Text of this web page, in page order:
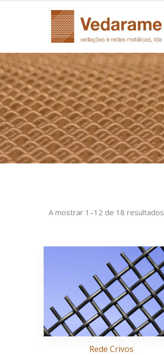
A mostrar 1–12 de 18 resultados
Rede Crivos